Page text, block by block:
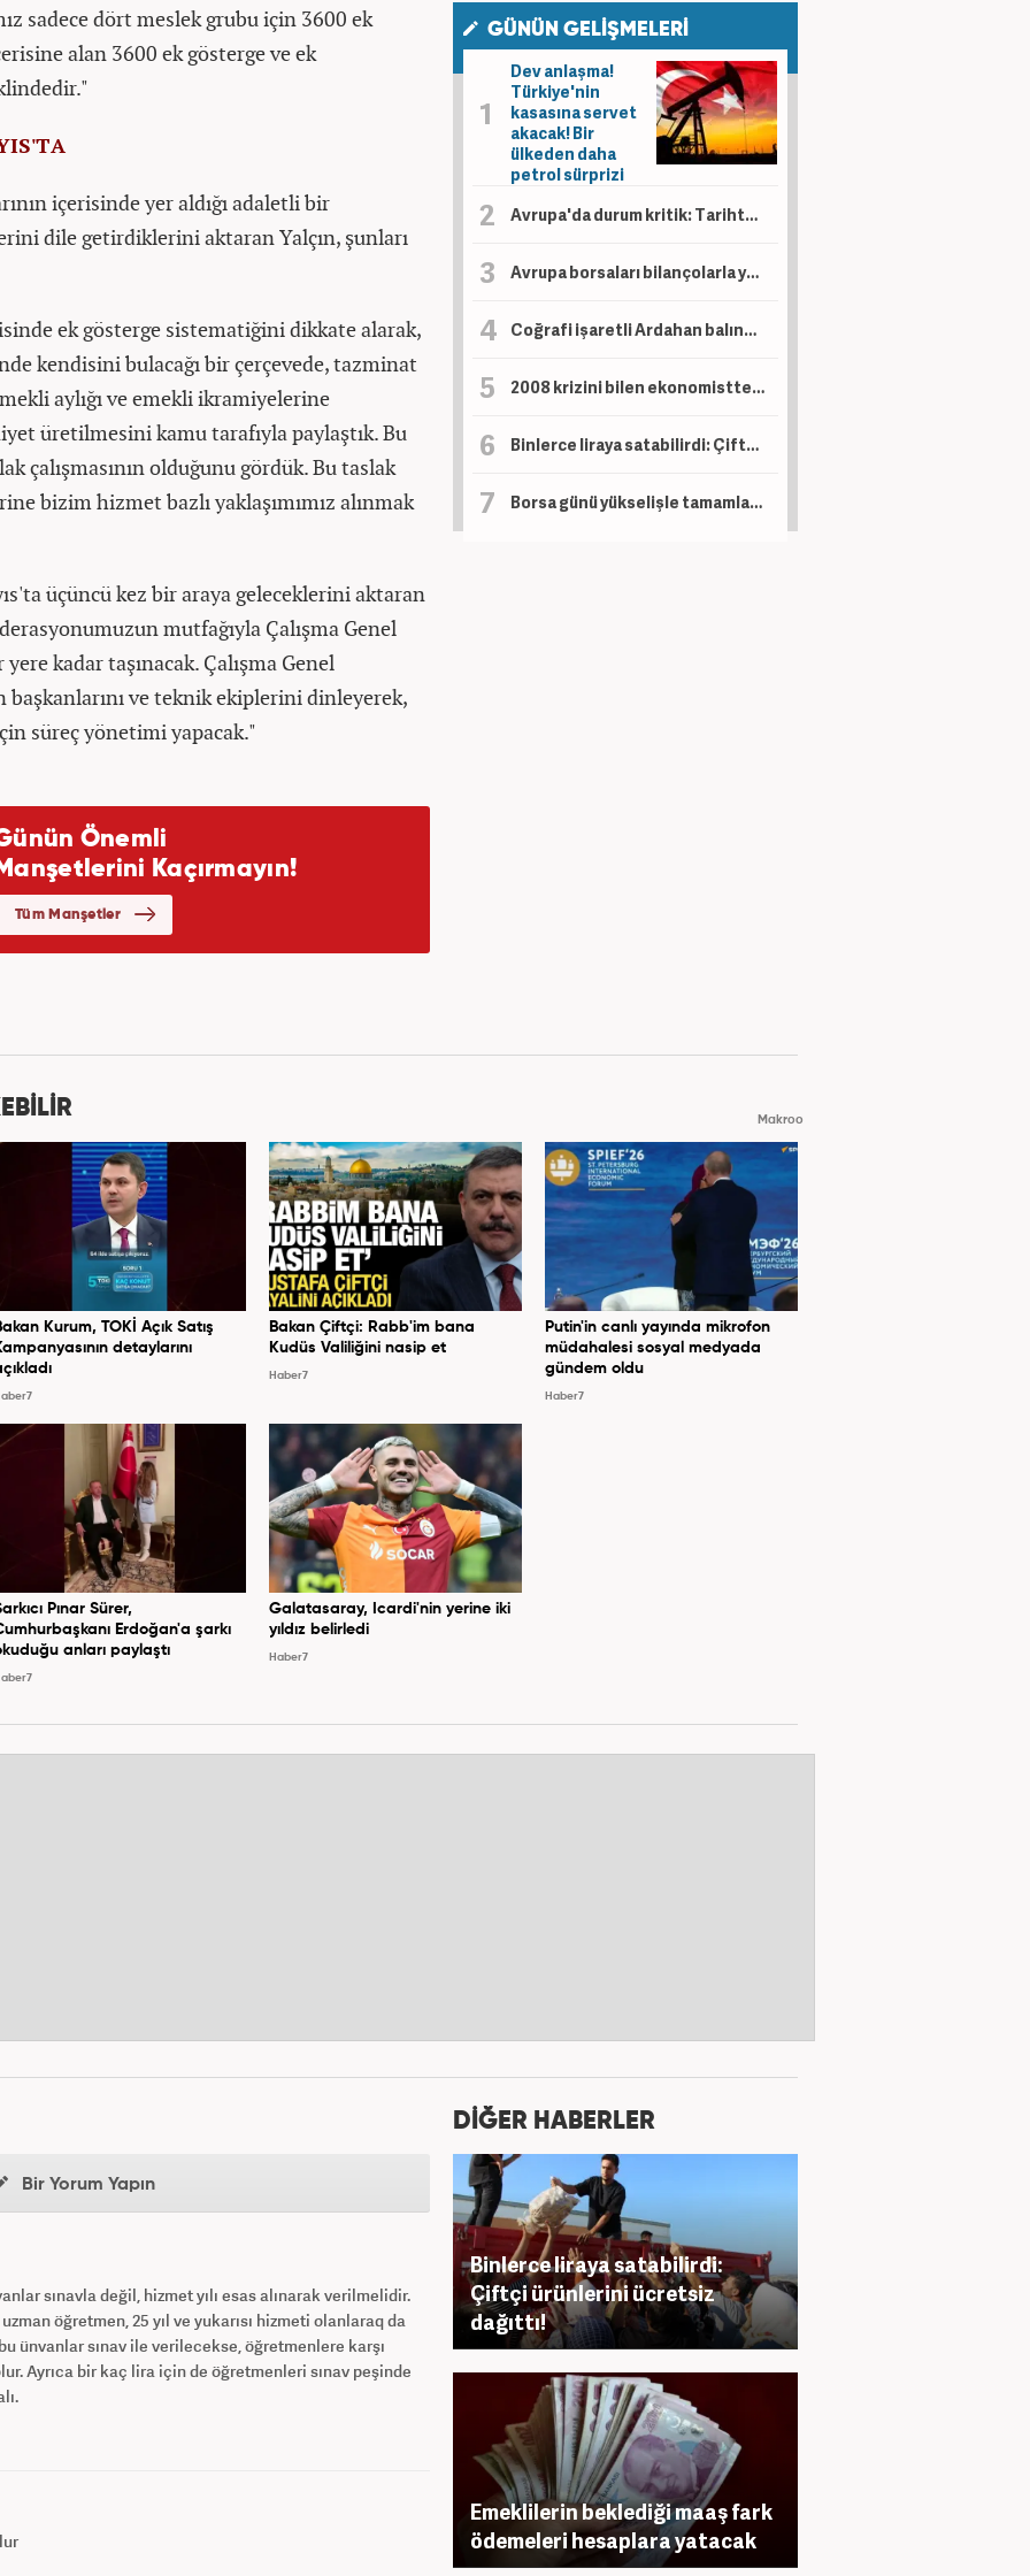
sadece dört meslek grubu için 3600 ek
alan 3600 ek gösterge ve ek
içerisinde yer aldığı adaletli bir
dile getirdiklerini aktaran Yalçın, şunları
ek gösterge sistematiğini dikkate alarak,
kendisini bulacağı bir çerçevede, tazminat
aylığı ve emekli ikramiyelerine
üretilmesini kamu tarafıyla paylaştık. Bu
çalışmasının olduğunu gördük. Bu taslak
bizim hizmet bazlı yaklaşımımız alınmak
üçüncü kez bir araya geleceklerini aktaran
mutfağıyla Çalışma Genel
kadar taşınacak. Çalışma Genel
başkanlarını ve teknik ekiplerini dinleyerek,
süreç yönetimi yapacak."
GÜNÜN GELİŞMELERİ
Dev anlaşma!
Türkiye'nin
kasasına servet
akacak! Bir
ülkeden daha
petrol sürprizi
Avrupa'da durum kritik: Tarihte böylesi görülmedi
Avrupa borsaları bilançolarla yükseldi! İngiltere negatif ayrıştı
Coğrafi işaretli Ardahan balında hasat başladı!
2008 krizini bilen ekonomistten kritik uyarı! Çöküş kapıda
Binlerce liraya satabilirdi: Çiftçi ürünlerini ücretsiz dağıttı!
Borsa günü yükselişle tamamladı! En çok kazandıran belli oldu
Makroo
Kurum, TOKİ Açık Satış
detaylarını
Bakan Çiftçi: Rabb'im bana
Kudüs Valiliğini nasip et
Haber7
Putin'in canlı yayında mikrofon
müdahalesi sosyal medyada
gündem oldu
Haber7
Pınar Sürer,
Erdoğan'a şarkı
anları paylaştı
Galatasaray, Icardi'nin yerine iki
yıldız belirledi
Haber7
Bir Yorum Yapın
sınavla değil, hizmet yılı esas alınarak verilmelidir.
öğretmen, 25 yıl ve yukarısı hizmeti olanlaraq da
ünvanlar sınav ile verilecekse, öğretmenlere karşı
Ayrıca bir kaç lira için de öğretmenleri sınav peşinde
DİĞER HABERLER
Binlerce liraya satabilirdi:
Çiftçi ürünlerini ücretsiz
dağıttı!
Emeklilerin beklediği maaş fark
ödemeleri hesaplara yatacak